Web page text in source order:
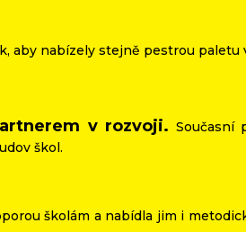
aby nabízely stejně pestrou
v rozvoji. Současní
škol.
školám a nabídla jim i